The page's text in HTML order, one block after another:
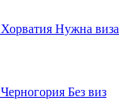
Хорватия Нужна виза
Черногория Без виз